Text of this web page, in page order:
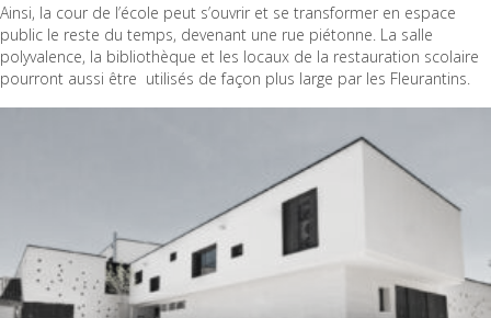
Ainsi, la cour de l’école peut s’ouvrir et se transformer en espace
public le reste du temps, devenant une rue piétonne. La salle
polyvalence, la bibliothèque et les locaux de la restauration scolaire
pourront aussi être utilisés de façon plus large par les Fleurantins.